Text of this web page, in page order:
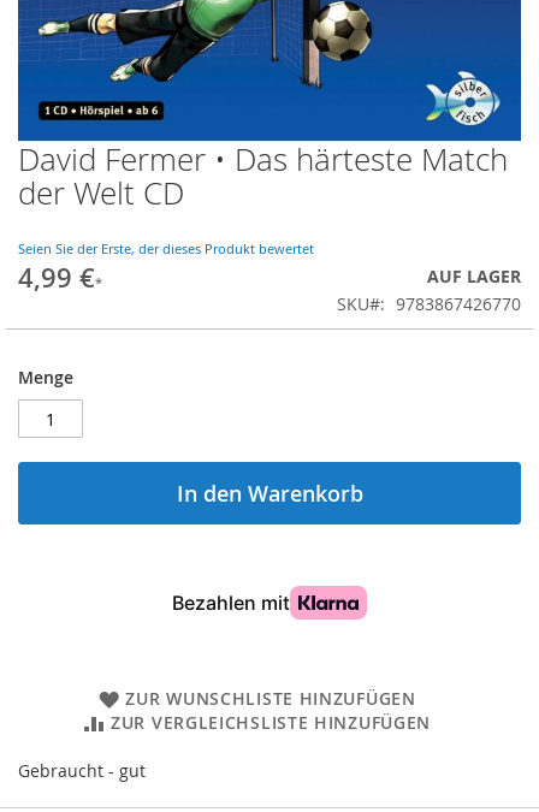
Zum
Anfang
der
springen
David Fermer • Das härteste Match
der Welt CD
Seien Sie der Erste, der dieses Produkt bewertet
4,99 €
AUF LAGER
SKU
9783867426770
Menge
In den Warenkorb
ZUR WUNSCHLISTE HINZUFÜGEN
ZUR VERGLEICHSLISTE HINZUFÜGEN
Gebraucht - gut